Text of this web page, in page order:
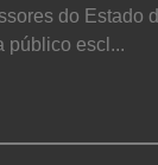
do Estado
público escl...